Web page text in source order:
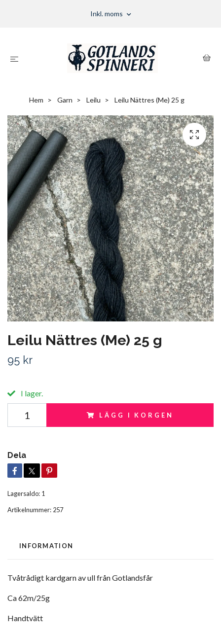
Inkl. moms
Hem Garn Leilu Leilu Nättres (Me) 25 g
Leilu Nättres (Me) 25 g
95 kr
I lager.
LÄGG I KORGEN
Dela
Lagersaldo: 1
Artikelnummer: 257
INFORMATION
Tvåtrådigt kardgarn av ull från Gotlandsfår
Ca 62m/25g
Handtvätt